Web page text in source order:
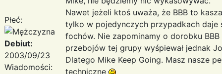
Płeć:
Debiut:
2003/09/23
Wiadomości:
Nawet jeżeli ktoś uważa, że BBB to
tylko w pojedynczych przypadkach daje
fochów. Nie zapominamy o dorobku
przebojów tej grupy wyśpiewał jednak
Dlatego Mike Keep Going. Masz nasze
techniczne